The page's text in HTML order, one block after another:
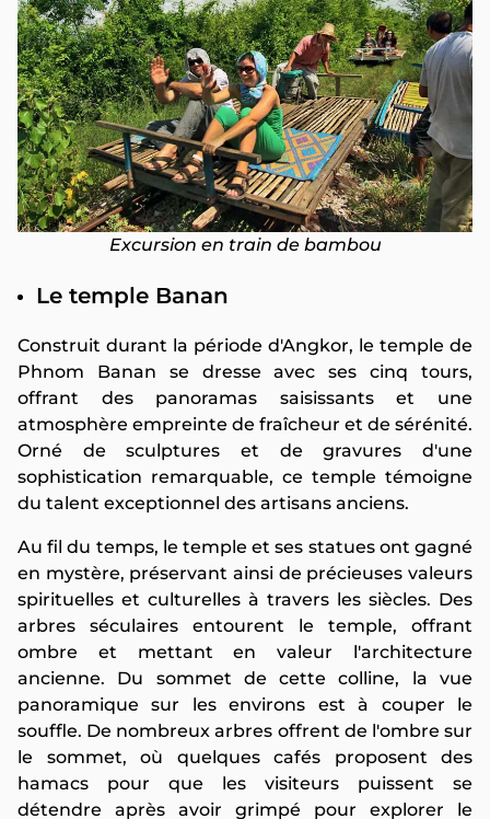
Excursion en train de bambou
Le temple Banan
Construit durant la période d'Angkor, le temple de
Phnom Banan se dresse avec ses cinq tours,
offrant des panoramas saisissants et une
atmosphère empreinte de fraîcheur et de sérénité.
Orné de sculptures et de gravures d'une
sophistication remarquable, ce temple témoigne
du talent exceptionnel des artisans anciens.
Au fil du temps, le temple et ses statues ont gagné
en mystère, préservant ainsi de précieuses valeurs
spirituelles et culturelles à travers les siècles. Des
arbres séculaires entourent le temple, offrant
ombre et mettant en valeur l'architecture
ancienne. Du sommet de cette colline, la vue
panoramique sur les environs est à couper le
souffle. De nombreux arbres offrent de l'ombre sur
le sommet, où quelques cafés proposent des
hamacs pour que les visiteurs puissent se
détendre après avoir grimpé pour explorer le